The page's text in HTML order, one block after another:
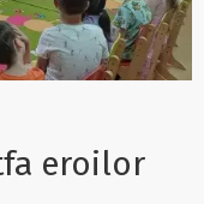
eroilor